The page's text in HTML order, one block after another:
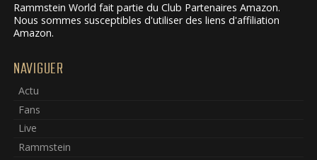
Rammstein World fait partie du Club Partenaires Amazon.
Nous sommes susceptibles d'utiliser des liens d'affiliation
Amazon.
NAVIGUER
Actu
Fans
Live
Rammstein